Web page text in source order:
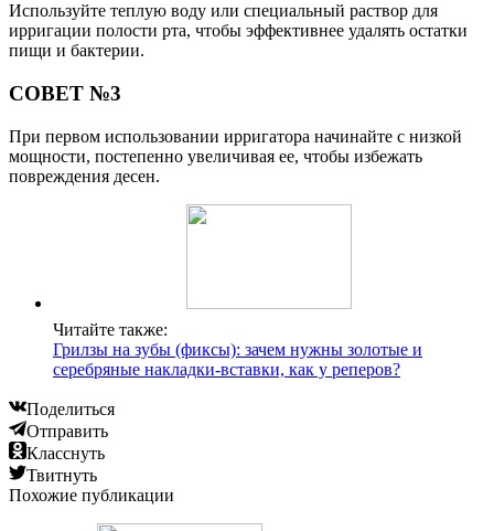
Используйте теплую воду или специальный раствор для
ирригации полости рта, чтобы эффективнее удалять остатки
пищи и бактерии.
СОВЕТ №3
При первом использовании ирригатора начинайте с низкой
мощности, постепенно увеличивая ее, чтобы избежать
повреждения десен.
Читайте также:
Грилзы на зубы (фиксы): зачем нужны золотые и
серебряные накладки-вставки, как у реперов?
Поделиться
Отправить
Класснуть
Твитнуть
Похожие публикации